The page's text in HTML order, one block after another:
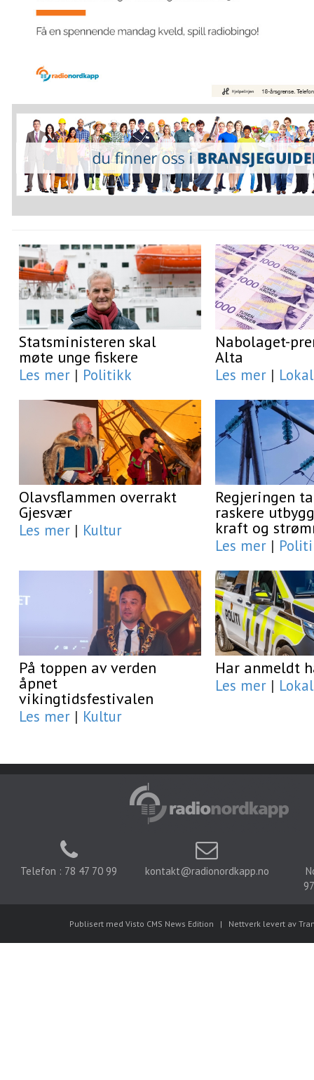
Statsministeren skal
møte unge fiskere
Les mer | Politikk
Nabolaget-
Alta
Les mer | Lokal
Olavsflammen overrakt
Gjesvær
Les mer | Kultur
Regjeringen
raskere
kraft og
Les mer |
På toppen av verden
åpnet
vikingtidsfestivalen
Les mer | Kultur
Har anmeldt
Les mer | Lokal
Telefon : 78 47 70 99 kontakt@radionordkapp.no
Publisert med Visto CMS News Edition | Nettverk levert av